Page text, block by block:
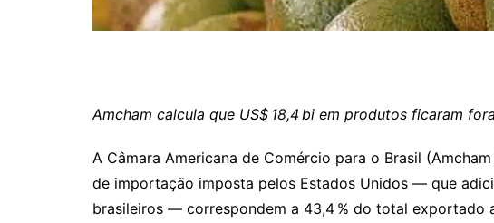
Amcham calcula que US$ 18,4 bi em produtos ficaram
A Câmara Americana de Comércio para o Brasil
de importação imposta pelos Estados Unidos — que
brasileiros — correspondem a 43,4 % do total exportado